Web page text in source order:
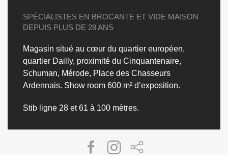
SPÉCIALISTES EN BROCANTE ET VIDE MAISON
DEPUIS PLUS DE 28 ANS
Magasin situé au cœur du quartier européen,
quartier Dailly, proximité du Cinquantenaire,
Schuman, Mérode, Place des Chasseurs
Ardennais. Show room 600 m² d’exposition.
Stib ligne 28 et 61 à 100 mètres.